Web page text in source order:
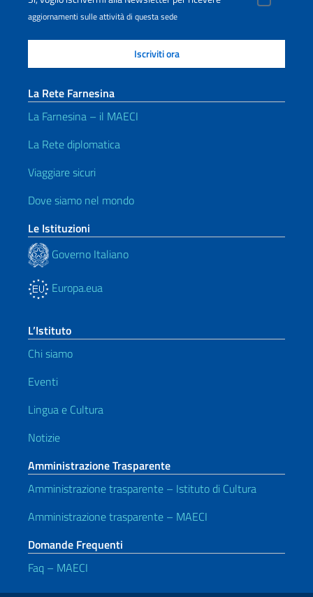
aggiornamenti sulle attività di questa sede
La Rete Farnesina
La Farnesina – il MAECI
La Rete diplomatica
Viaggiare sicuri
Dove siamo nel mondo
Le Istituzioni
Governo Italiano
Europa.eua
L’Istituto
Chi siamo
Eventi
Lingua e Cultura
Notizie
Amministrazione Trasparente
Amministrazione trasparente – Istituto di Cultura
Amministrazione trasparente – MAECI
Domande Frequenti
Faq – MAECI